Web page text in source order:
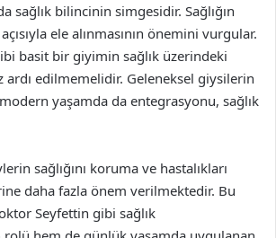
sağlık bilincinin simgesidir. Sağlığın
ele alınmasının önemini vurgular.
basit bir giyimin sağlık üzerindeki
edilmemelidir. Geleneksel giysilerin
yaşamda da entegrasyonu, sağlık
sağlığını koruma ve hastalıkları
daha fazla önem verilmektedir. Bu
Seyfettin gibi sağlık